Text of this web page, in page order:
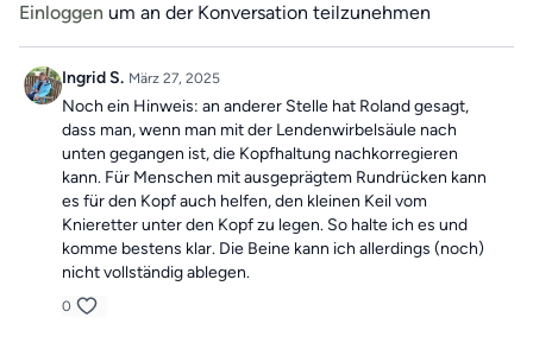
Einloggen um an der Konversation teilzunehmen
Ingrid S. März 27, 2025
Noch ein Hinweis: an anderer Stelle hat Roland gesagt,
dass man, wenn man mit der Lendenwirbelsäule nach
unten gegangen ist, die Kopfhaltung nachkorregieren
kann. Für Menschen mit ausgeprägtem Rundrücken kann
es für den Kopf auch helfen, den kleinen Keil vom
Knieretter unter den Kopf zu legen. So halte ich es und
komme bestens klar. Die Beine kann ich allerdings (noch)
nicht vollständig ablegen.
0